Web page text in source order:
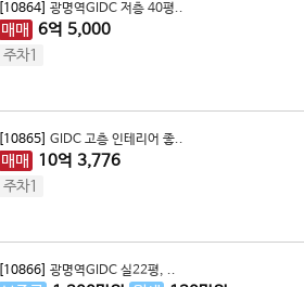
[10864] 광명역GIDC 저층 40평..
매매 6억 5,000
주차1
[10865] GIDC 고층 인테리어 좋..
매매 10억 3,776
주차1
[10866] 광명역GIDC 실22평, ..